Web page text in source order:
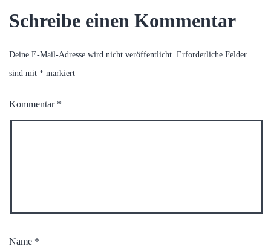
Schreibe einen Kommentar
Deine E-Mail-Adresse wird nicht veröffentlicht. Erforderliche Felder
sind mit * markiert
Kommentar *
Name *